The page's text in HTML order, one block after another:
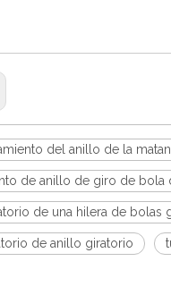
del anillo de la
de anillo de giro de bola
de una hilera de bolas
de anillo giratorio